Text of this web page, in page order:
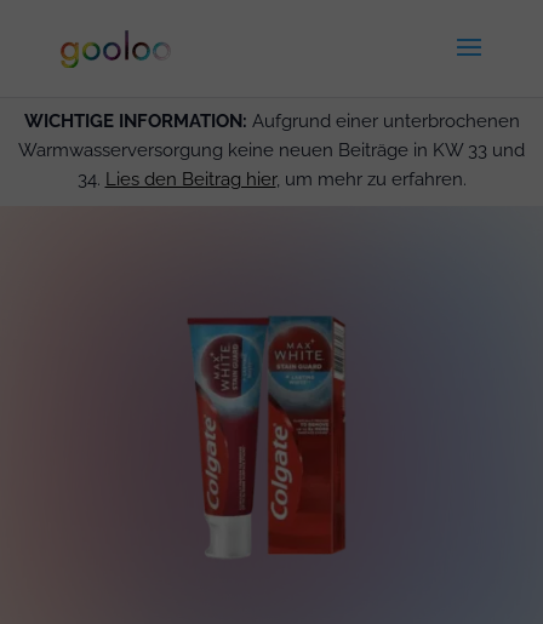
WICHTIGE INFORMATION: Aufgrund einer unterbrochenen
Warmwasserversorgung keine neuen Beiträge in KW 33 und
34. Lies den Beitrag hier, um mehr zu erfahren.